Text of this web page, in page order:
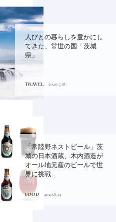
人びとの暮らしを豊かにし
てきた、常世の国「茨城
県」
TRAVEL 2020.7.18
「常陸野ネストビール」茨
城の日本酒蔵、木内酒造が
オール地元産のビールで世
界に挑戦...
FOOD 2020.8.14